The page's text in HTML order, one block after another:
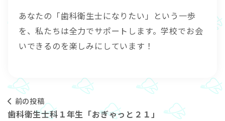
あなたの「歯科衛生士になりたい」という一歩
を、私たちは全力でサポートします。学校でお会
いできるのを楽しみにしています！
前の投稿
歯科衛生士科１年生「おぎゃっと２１」